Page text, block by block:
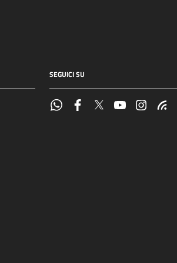
SEGUICI SU